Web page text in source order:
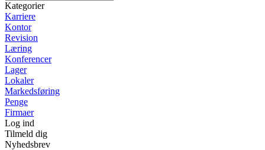
Kategorier
Karriere
Kontor
Revision
Læring
Konferencer
Lager
Lokaler
Markedsføring
Penge
Firmaer
Log ind
Tilmeld dig
Nyhedsbrev